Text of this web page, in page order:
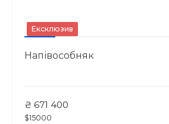
Ексклюзив
Напівособняк
₴ 671 400
$15000